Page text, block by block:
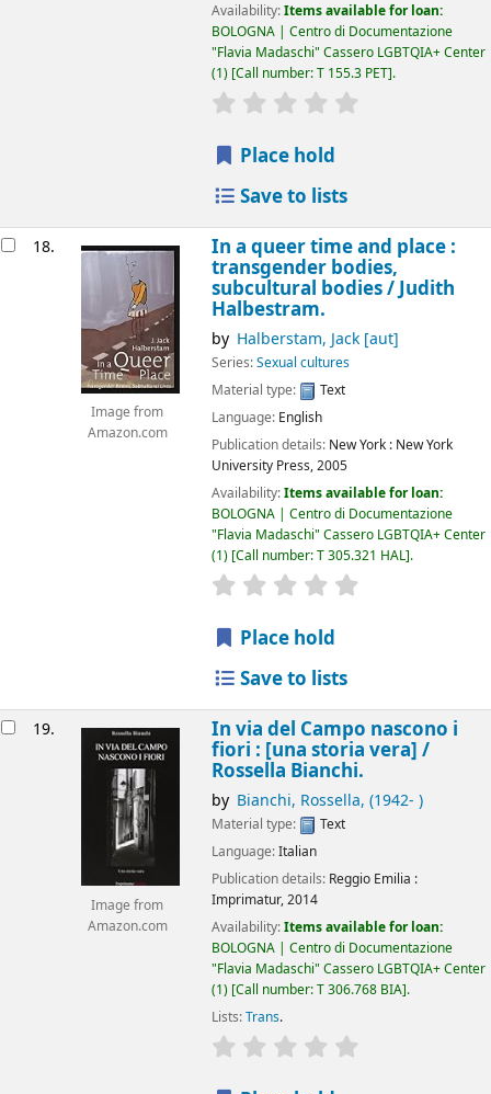
Availability:Items available for loan:
BOLOGNA | Centro di Documentazione
"Flavia Madaschi" Cassero LGBTQIA+ Center
(1) Call number:T 155.3 PET .
star rating
Place hold
Save to lists
18.
Image from
Amazon.com
In a queer time and place :
transgender bodies,
subcultural bodies /Judith
Halbestram.
by Halberstam, Jack[aut]
Series:Sexual cultures
Material type:
Text
Language: English
Publication details: New York : New York
University Press,2005
Availability:Items available for loan:
BOLOGNA | Centro di Documentazione
"Flavia Madaschi" Cassero LGBTQIA+ Center
(1) Call number:T 305.321 HAL .
star rating
Place hold
Save to lists
19.
Image from
Amazon.com
In via del Campo nascono i
fiori : [una storia vera] /
Rossella Bianchi.
by Bianchi, Rossella, (1942- )
Material type:
Text
Language:Italian
Publication details: Reggio Emilia :
Imprimatur,2014
Availability:Items available for loan:
BOLOGNA | Centro di Documentazione
"Flavia Madaschi" Cassero LGBTQIA+ Center
(1) Call number:T 306.768 BIA .
Lists:Trans.
star rating